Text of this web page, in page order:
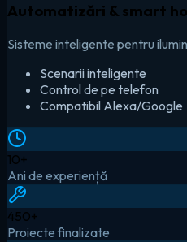
Automatizări & smart
Sisteme inteligente pentru
Scenarii inteligente
Control de pe telefon
Compatibil Alexa/Google
10+
Ani de experiență
450+
Proiecte finalizate